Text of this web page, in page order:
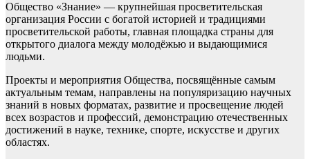
Общество «Знание» — крупнейшая просветительская
организация России с богатой историей и традициями
просветительской работы, главная площадка страны для
открытого диалога между молодёжью и выдающимися
людьми.
Проекты и мероприятия Общества, посвящённые самым
актуальным темам, направлены на популяризацию научных
знаний в новых форматах, развитие и просвещение людей
всех возрастов и профессий, демонстрацию отечественных
достижений в науке, технике, спорте, искусстве и других
областях.